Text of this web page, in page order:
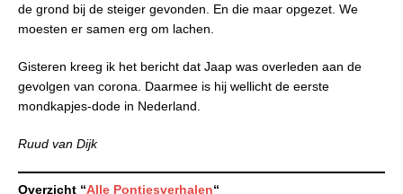
de grond bij de steiger gevonden. En die maar opgezet. We
moesten er samen erg om lachen.
Gisteren kreeg ik het bericht dat Jaap was overleden aan de
gevolgen van corona. Daarmee is hij wellicht de eerste
mondkapjes-dode in Nederland.
Ruud van Dijk
Overzicht “Alle Pontjesverhalen“